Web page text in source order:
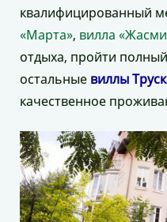
квалифицированный
«Марта», вилла
отдыха, пройти
остальные виллы
качественное